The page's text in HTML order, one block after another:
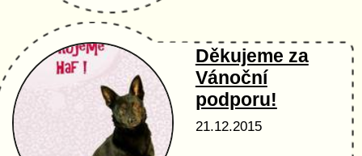
Děkujeme za
Vánoční
podporu!
21.12.2015